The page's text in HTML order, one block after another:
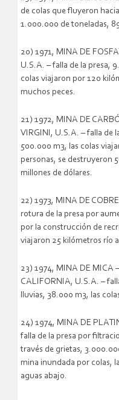
de colas que fluyeron
1.000.000 de toneladas,
20) 1971, MINA DE
U.S.A. – falla de la presa,
colas viajaron por 120
muchos peces.
21) 1972, MINA DE
VIRGINI, U.S.A. – falla de
500.000 m3, las colas
personas, se destruyeron
millones de dólares.
22) 1973, MINA DE
rotura de la presa por
por la construcción de
viajaron 25 kilómetros río
23) 1974, MINA DE MICA
CALIFORNIA, U.S.A. –
lluvias, 38.000 m3, las
24) 1974, MINA DE
falla de la presa por
través de grietas,
mina inundada por colas,
aguas abajo.